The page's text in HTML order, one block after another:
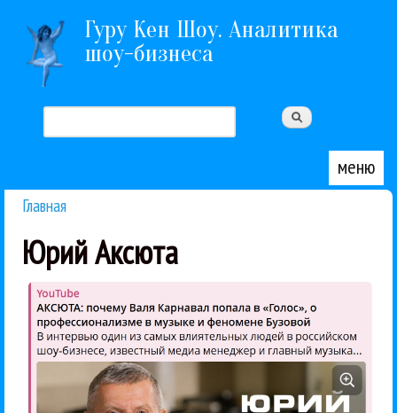
Перейти к основному содержанию
Гуру Кен Шоу. Аналитика
шоу-бизнеса
Форма поиска
меню
Главная
Юрий Аксюта
Юрий Аксюта: Среди певцов
интервью Родиону Чепелю (в настоящее время
видео удалено). «Я был первым диджеем в России,
потому что первым начал говорить между
треками. А нам из Франции...